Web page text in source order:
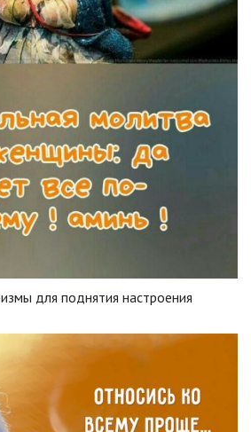
для поднятия настроения